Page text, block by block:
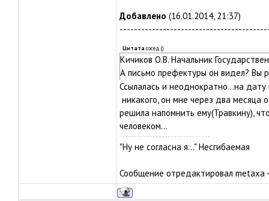
Добавлено (16.01.2014, 21:37)
Цитата сосед ()
Кичиков О.В. Начальник
А письмо префектуры он видел? Вы
Ссылалась и неоднократно...на
никакого, он мне через два месяца
решила напомнить ему(Травкину),
человеком...
"Ну не согласна я..." Несгибаемая
Сообщение отредактировал metaxa